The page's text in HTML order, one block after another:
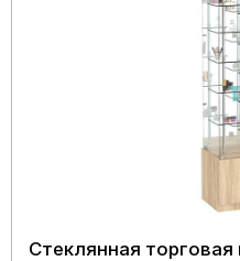
Стеклянная